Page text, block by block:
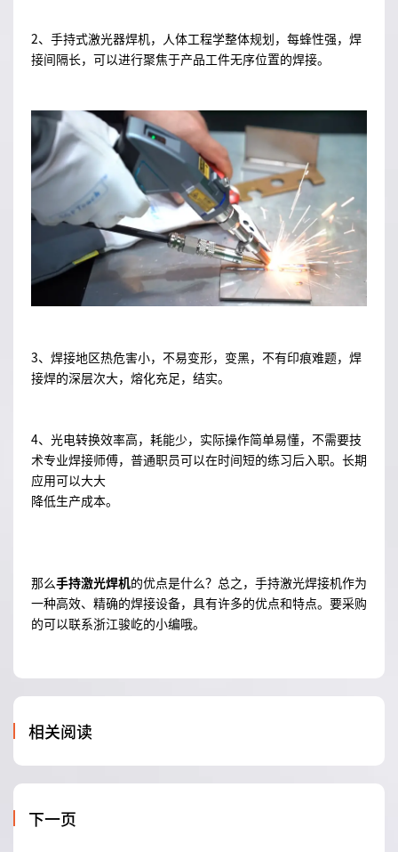
2、手持式激光器焊机，人体工程学整体规划，每蜂性强，焊
接间隔长，可以进行聚焦于产品工件无序位置的焊接。
3、焊接地区热危害小，不易变形，变黑，不有印痕难题，焊
接焊的深层次大，熔化充足，结实。
4、光电转换效率高，耗能少，实际操作简单易懂，不需要技
术专业焊接师傅，普通职员可以在时间短的练习后入职。长期
应用可以大大
降低生产成本。
那么手持激光焊机的优点是什么？总之，手持激光焊接机作为
一种高效、精确的焊接设备，具有许多的优点和特点。要采购
的可以联系浙江骏屹的小编哦。
相关阅读
下一页